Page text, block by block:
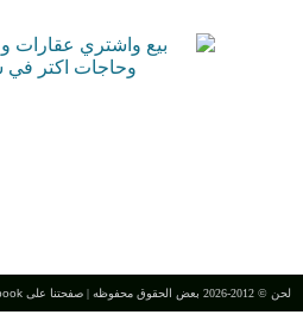
لحن © 2012-2026 بعض الحقوق محفوظه | صفحتنا على Facebook